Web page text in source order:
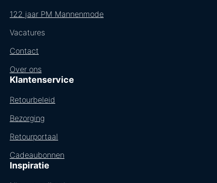
122 jaar PM Mannenmode
Vacatures
Contact
Over ons
Klantenservice
Retourbeleid
Bezorging
Retourportaal
Cadeaubonnen
Inspiratie